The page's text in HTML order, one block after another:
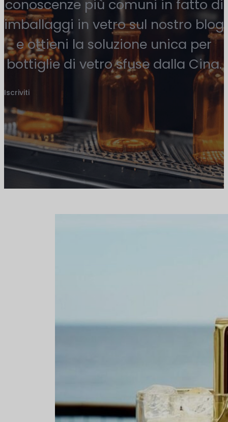
conoscenze più comuni in fatto di
imballaggi in vetro sul nostro blog
e ottieni la soluzione unica per
bottiglie di vetro sfuse dalla Cina.
Iscriviti